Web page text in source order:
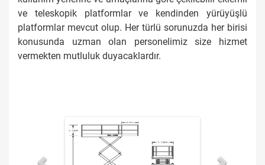
ve teleskopik platformlar ve kendinden yürüyüşlü
platformlar mevcut olup. Her türlü sorunuzda her birisi
konusunda uzman olan personelimiz size hizmet
vermekten mutluluk duyacaklardır.